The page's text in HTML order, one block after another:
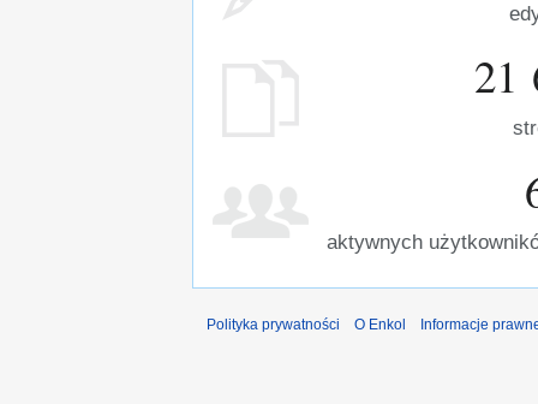
21
aktywnych
Polityka prywatności O Enkol Informacje